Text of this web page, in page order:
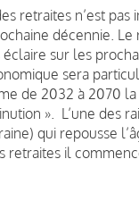
retraites n’est
décennie.
sur les
sera
de 2032 à 2070
». L’une des
qui repousse
retraites il